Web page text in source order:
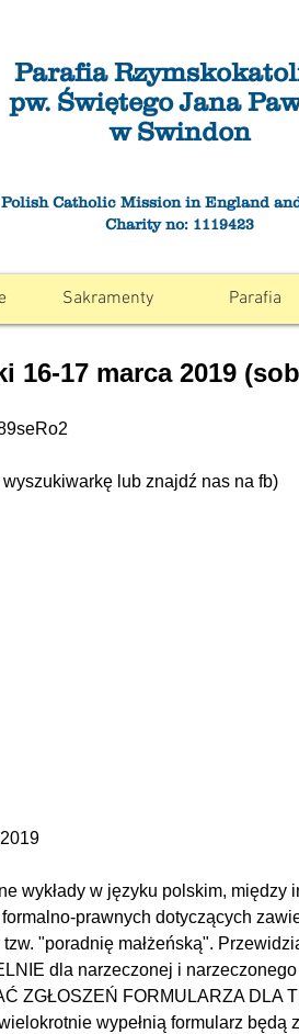
Parafia
pw. Świętego Jana
w Swindon
Polish Catholic Mission in England
Charity no: 1119423
Sakramenty Parafia
16-17 marca 2019
lub znajdź nas na fb)
wykłady w języku polskim, między
prawnych dotyczących
"poradnię małżeńską".
dla narzeczonej i
ZGŁOSZEŃ FORMULARZA DLA
wypełnią formularz będą